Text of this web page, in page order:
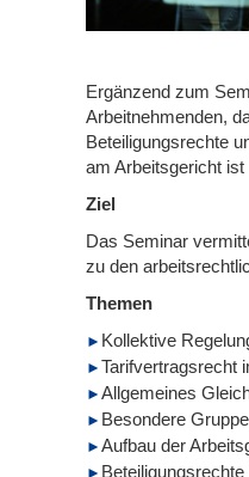
Ergänzend zum
Arbeitnehmenden,
Beteiligungsrechte
am Arbeitsgericht
Ziel
Das Seminar
zu den
Themen
Kollektive
Tarifvertragsrecht
Allgemeines
Besondere
Aufbau der